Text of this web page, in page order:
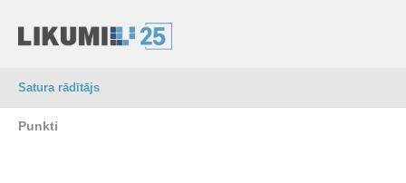
Satura rādītājs
Punkti